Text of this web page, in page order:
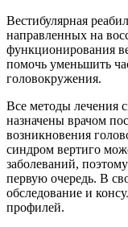
Вестибулярная
направленных на
функционирования
помочь уменьшить
головокружения.
Все методы лечения
назначены врачом
возникновения
синдром вертиго
заболеваний,
первую очередь. В
обследование и
профилей.